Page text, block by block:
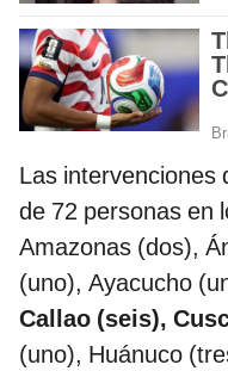
Las intervenciones
de 72 personas en
Amazonas (dos),
(uno), Ayacucho
Callao (seis),
(uno), Huánuco